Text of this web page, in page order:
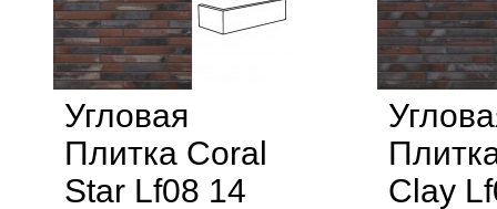
Угловая
Плитка Coral
Star Lf08 14
Clay